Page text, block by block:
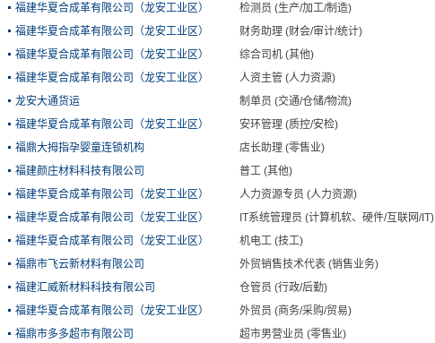
福建华夏合成革有限公司（龙安工业区）
检测员 (生产/加工/制造)
福建华夏合成革有限公司（龙安工业区）
财务助理 (财会/审计/统计)
福建华夏合成革有限公司（龙安工业区）
综合司机 (其他)
福建华夏合成革有限公司（龙安工业区）
人资主管 (人力资源)
龙安大通货运
制单员 (交通/仓储/物流)
福建华夏合成革有限公司（龙安工业区）
安环管理 (质控/安检)
福鼎大拇指孕婴童连锁机构
店长助理 (零售业)
福建颜庄材料科技有限公司
普工 (其他)
福建华夏合成革有限公司（龙安工业区）
人力资源专员 (人力资源)
福建华夏合成革有限公司（龙安工业区）
IT系统管理员 (计算机软、硬件/互联网/IT)
福建华夏合成革有限公司（龙安工业区）
机电工 (技工)
福鼎市飞云新材料有限公司
外贸销售技术代表 (销售业务)
福建汇威新材料科技有限公司
仓管员 (行政/后勤)
福建华夏合成革有限公司（龙安工业区）
外贸员 (商务/采购/贸易)
福鼎市多多超市有限公司
超市男营业员 (零售业)